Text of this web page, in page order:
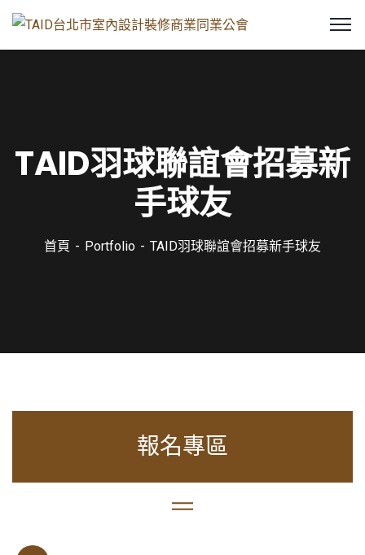
TAID羽球聯誼會招募新
手球友
首頁 Portfolio TAID羽球聯誼會招募新手球友
報名專區